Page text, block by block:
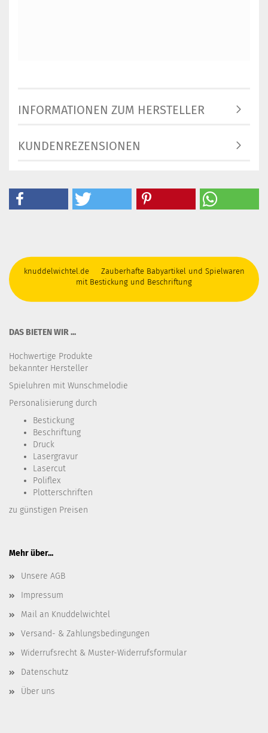
INFORMATIONEN ZUM HERSTELLER
KUNDENREZENSIONEN
knuddelwichtel.de Zauberhafte Babyartikel und Spielwaren
mit Bestickung und Beschriftung
DAS BIETEN WIR ...
Hochwertige Produkte
bekannter Hersteller
Spieluhren mit Wunschmelodie
Personalisierung durch
Bestickung​
Beschriftung
Druck
Lasergravur
Lasercut
Poliflex
Plotterschriften
zu günstigen Preisen
Mehr über...
Unsere AGB
Impressum
Mail an Knuddelwichtel
Versand- & Zahlungsbedingungen
Widerrufsrecht & Muster-Widerrufsformular
Datenschutz
Über uns